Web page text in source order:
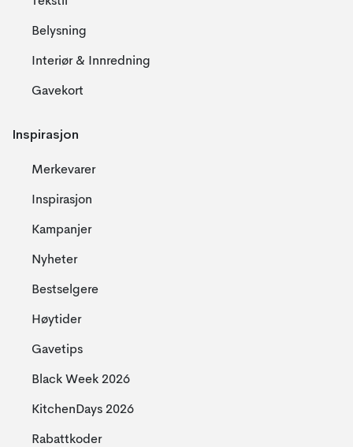
Belysning
Interiør & Innredning
Gavekort
Inspirasjon
Merkevarer
Inspirasjon
Kampanjer
Nyheter
Bestselgere
Høytider
Gavetips
Black Week 2026
KitchenDays 2026
Rabattkoder